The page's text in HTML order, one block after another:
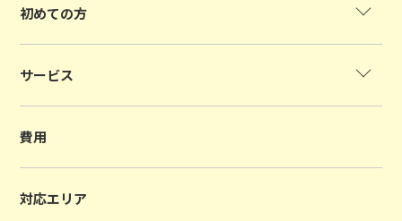
初めての方
サービス
費用
対応エリア